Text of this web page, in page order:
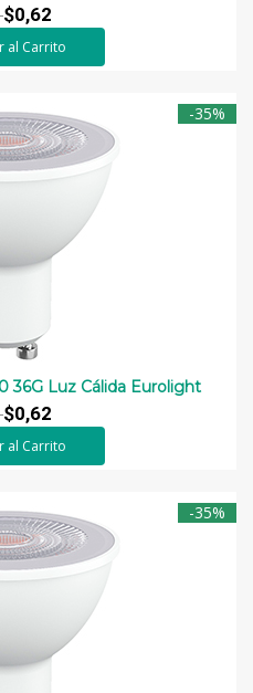
$0,62
al Carrito
-35%
36G Luz Cálida Eurolight
$0,62
al Carrito
-35%